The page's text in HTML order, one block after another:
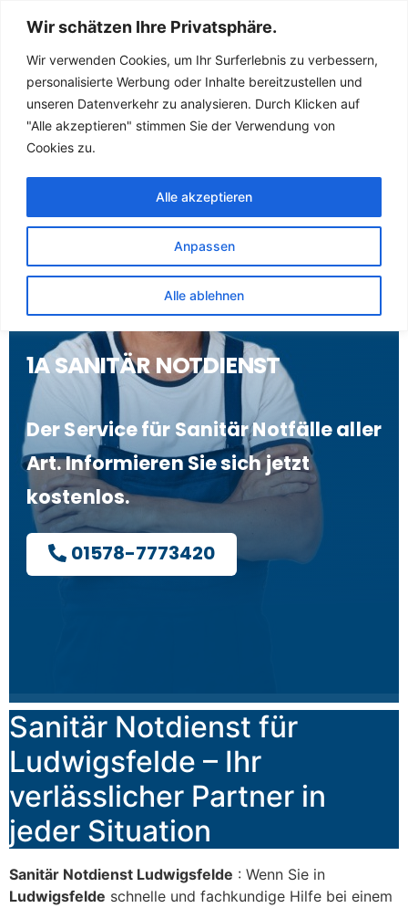
Wir schätzen Ihre Privatsphäre.
Wir verwenden Cookies, um Ihr Surferlebnis zu verbessern,
personalisierte Werbung oder Inhalte bereitzustellen und
unseren Datenverkehr zu analysieren. Durch Klicken auf
"Alle akzeptieren" stimmen Sie der Verwendung von
Cookies zu.
Anpassen
Alle ablehnen
Alle akzeptieren
Sanitär Notdienst
(Klempner) für
Ludwigsfelde
1A SANITÄR NOTDIENST
Der Service für Sanitär Notfälle aller
Art. Informieren Sie sich jetzt
kostenlos.
01578-7773420
Sanitär Notdienst für
Ludwigsfelde – Ihr
verlässlicher Partner in
jeder Situation
Sanitär Notdienst Ludwigsfelde : Wenn Sie in
Ludwigsfelde schnelle und fachkundige Hilfe bei einem